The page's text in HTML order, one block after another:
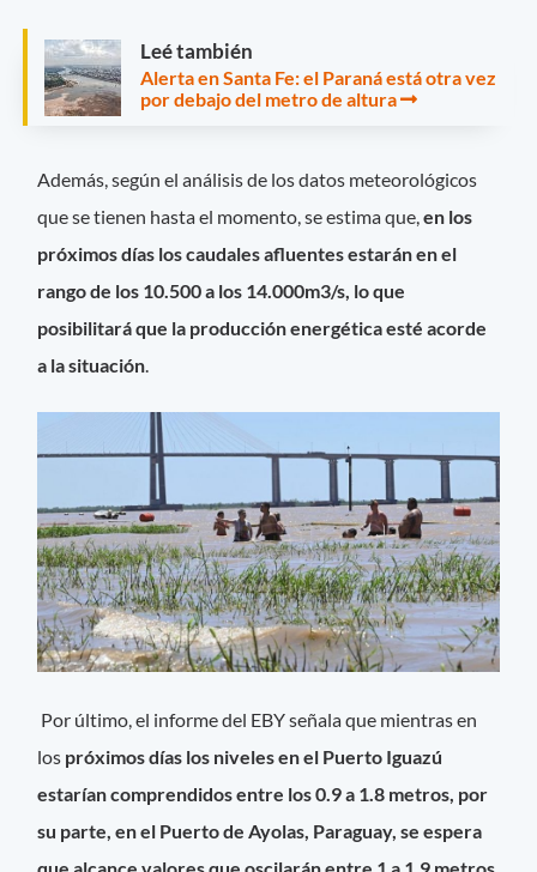
Leé también
Alerta en Santa Fe: el Paraná está otra vez
por debajo del metro de altura
Además, según el análisis de los datos meteorológicos
que se tienen hasta el momento, se estima que,en los
próximos días los caudales afluentesestarán en el
rango de los 10.500 a los 14.000m3/s, lo que
posibilitará que la producción energética esté acorde
a la situación
Por último, el informe del EBY señala que mientras en
los próximosdías los niveles en el Puerto Iguazú
estarían comprendidos entre los 0.9 a 1.8 metros, por
su parte,enel Puerto de Ayolas, Paraguay, se espera